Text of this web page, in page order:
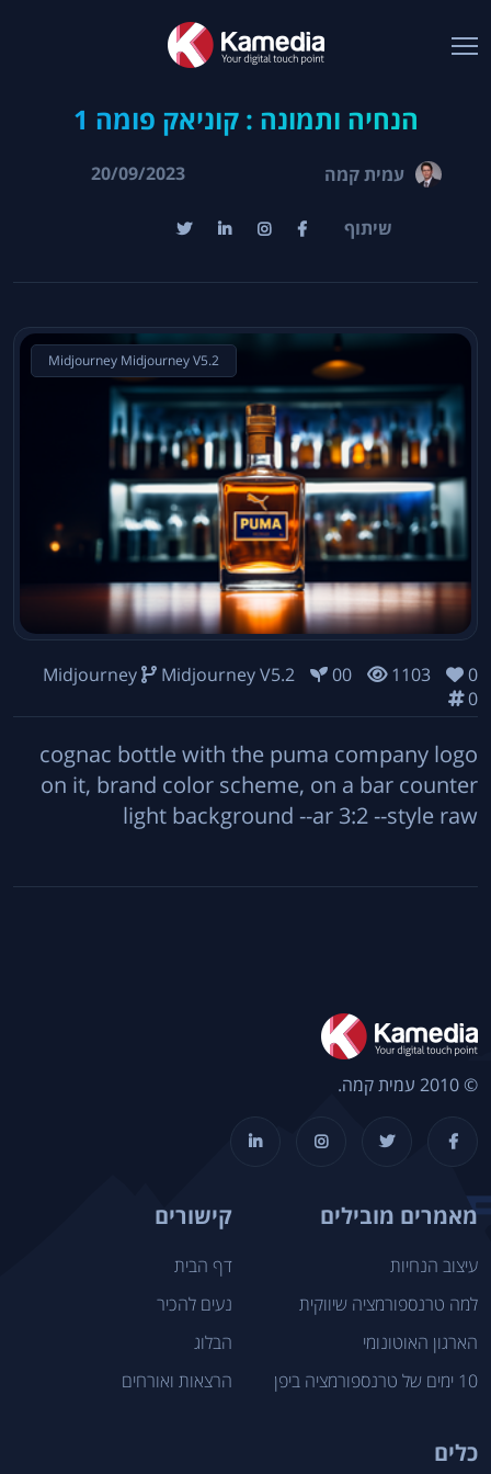
הנחיה ותמונה : קוניאק פומה 1
עמית קמה 20/09/2023
שיתוף
Midjourney Midjourney V5.2
Midjourney Midjourney V5.2 00 1103
0
0
cognac bottle with the puma company logo
on it, brand color scheme, on a bar counter
light background --ar 3:2 --style raw
© 2010 עמית קמה.
מאמרים מובילים
עיצוב הנחיות
למה טרנספורמציה שיווקית
הארגון האוטונומי
10 ימים של טרנספורמציה ביפן
קישורים
דף הבית
נעים להכיר
הבלוג
הרצאות ואורחים
כלים